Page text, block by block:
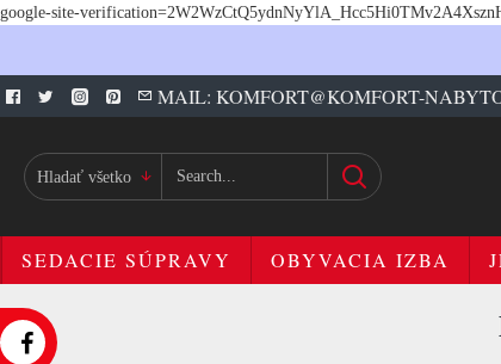
google-site-
MAIL: KOMFORT@KOMFORT-
Hladať všetko
SEDACIE SÚPRAVY OBYVACIA IZBA